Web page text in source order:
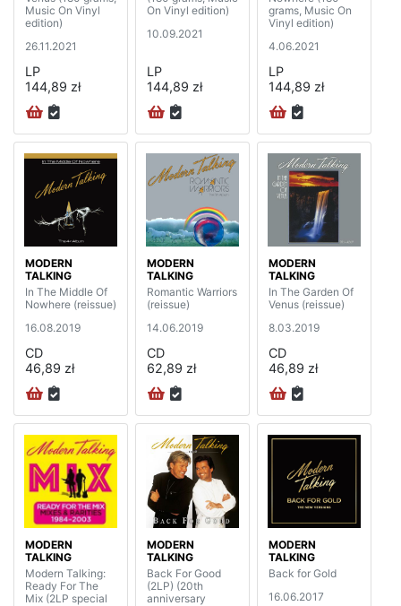
Music On Vinyl
edition)
26.11.2021
LP
144,89 zł
On Vinyl edition)
10.09.2021
LP
144,89 zł
grams, Music On
Vinyl edition)
4.06.2021
LP
144,89 zł
MODERN
TALKING
In The Middle Of
Nowhere (reissue)
16.08.2019
CD
46,89 zł
MODERN
TALKING
Romantic Warriors
(reissue)
14.06.2019
CD
62,89 zł
MODERN
TALKING
In The Garden Of
Venus (reissue)
8.03.2019
CD
46,89 zł
MODERN
TALKING
Modern Talking:
Ready For The
Mix (2LP special
MODERN
TALKING
Back For Good
(2LP) (20th
anniversary
MODERN
TALKING
Back for Gold
16.06.2017